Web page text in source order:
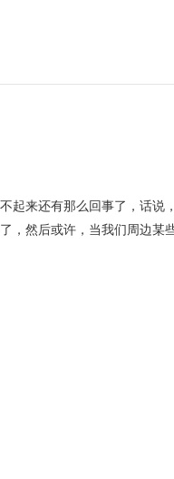
起来还有那么回事了，话说
，然后或许，当我们周边某